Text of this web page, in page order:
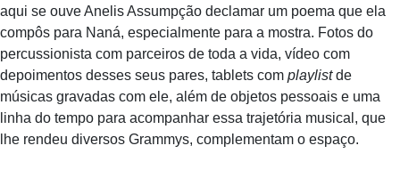
aqui se ouve Anelis Assumpção declamar um poema que ela
compôs para Naná, especialmente para a mostra. Fotos do
percussionista com parceiros de toda a vida, vídeo com
depoimentos desses seus pares, tablets com playlistde
músicas gravadas com ele, além de objetos pessoais e uma
linha do tempo para acompanhar essa trajetória musical, que
lhe rendeu diversos Grammys, complementam o espaço.